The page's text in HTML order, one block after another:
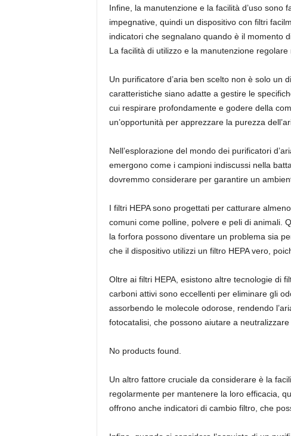
Infine, la manutenzione e la facilità d’uso sono
impegnative, quindi un dispositivo con filtri
indicatori che segnalano quando è il momento
La facilità di utilizzo e la manutenzione
Un purificatore d’aria ben scelto non è solo un
caratteristiche siano adatte a gestire le
cui respirare profondamente e godere della
un’opportunità per apprezzare la purezza
Nell’esplorazione del mondo dei purificatori
emergono come i campioni indiscussi nella
dovremmo considerare per garantire un
I filtri HEPA sono progettati per catturare
comuni come polline, polvere e peli di animali.
la forfora possono diventare un problema sia
che il dispositivo utilizzi un filtro HEPA vero,
Oltre ai filtri HEPA, esistono altre tecnologie di
carboni attivi sono eccellenti per eliminare gli
assorbendo le molecole odorose, rendendo
fotocatalisi, che possono aiutare a
No products found.
Un altro fattore cruciale da considerare è la
regolarmente per mantenere la loro efficacia,
offrono anche indicatori di cambio filtro, che